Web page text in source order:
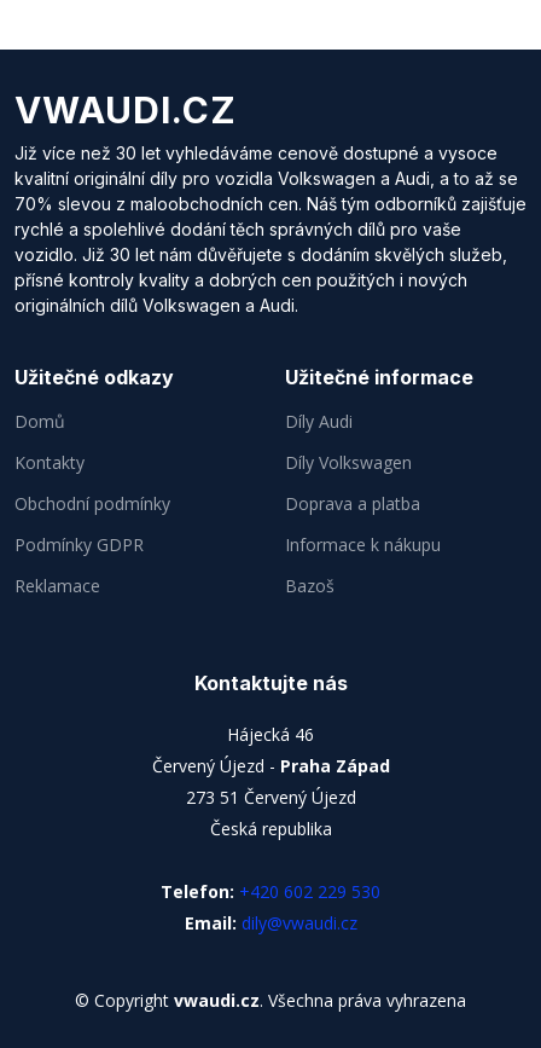
VWAUDI.CZ
Již více než 30 let vyhledáváme cenově dostupné a vysoce
kvalitní originální díly pro vozidla Volkswagen a Audi, a to až se
70% slevou z maloobchodních cen. Náš tým odborníků zajišťuje
rychlé a spolehlivé dodání těch správných dílů pro vaše
vozidlo. Již 30 let nám důvěřujete s dodáním skvělých služeb,
přísné kontroly kvality a dobrých cen použitých i nových
originálních dílů Volkswagen a Audi.
Užitečné odkazy
Domů
Kontakty
Obchodní podmínky
Podmínky GDPR
Reklamace
Užitečné informace
Díly Audi
Díly Volkswagen
Doprava a platba
Informace k nákupu
Bazoš
Kontaktujte nás
Hájecká 46
Červený Újezd - Praha Západ
273 51 Červený Újezd
Česká republika
Telefon: +420 602 229 530
Email: dily@vwaudi.cz
© Copyright vwaudi.cz. Všechna práva vyhrazena